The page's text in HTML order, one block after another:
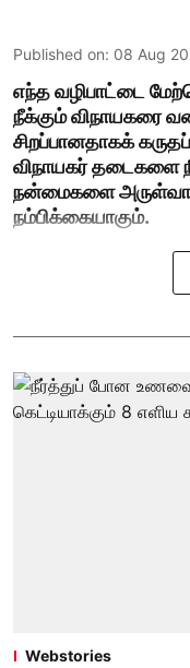
Published on: 08 Aug
எந்த வழிபாட்டை
நீக்கும் விநாயகரை
சிறப்பானதாகக்
விநாயகர் தடைகளை
நன்மைகளை
நம்பிக்கையாகும்.
Webstories